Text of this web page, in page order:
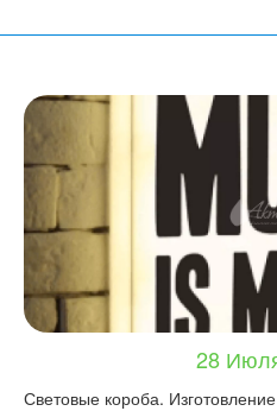
28
Световые короба.